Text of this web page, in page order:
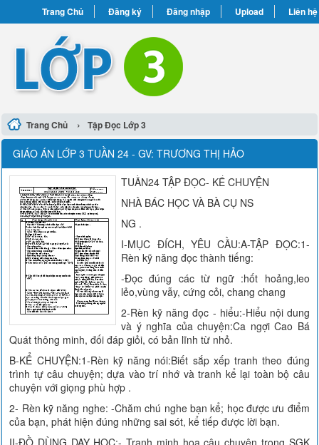
Trang Chủ Đăng ký Đăng nhập Upload Liên hệ
Trang Chủ › Tập Đọc Lớp 3
GIÁO ÁN LỚP 3 TUẦN 24 - GV: TRƯƠNG THỊ HẢO
TUẦN24 TẬP ĐỌC- KỂ CHUYỆN
NHÀ BÁC HỌC VÀ BÀ CỤ NS
NG .
I-MỤC ĐÍCH, YÊU CẦU:A-TẬP ĐỌC:1-
Rèn kỹ năng đọc thành tiếng:
-Đọc đúng các từ ngữ :hốt hoảng,leo
lẻo,vùng vẫy, cứng cỏi, chang chang
2-Rèn kỹ năng đọc - hiểu:-Hiểu nội dung
và ý nghĩa của chuyện:Ca ngợi Cao Bá
Quát thông minh, đối đáp giỏi, có bản lĩnh từ nhỏ.
B-KỂ CHUYỆN:1-Rèn kỹ năng nói:Biết sắp xếp tranh theo đúng
trình tự câu chuyện; dựa vào trí nhớ và tranh kể lại toàn bộ câu
chuyện với giọng phù hợp .
2- Rèn kỹ năng nghe: -Chăm chú nghe bạn kể; học được ưu điểm
của bạn, phát hiện đúng những sai sót, kể tiếp được lời bạn.
II-ĐỒ DÙNG DẠY HỌC:- Tranh minh hoạ câu chuyện trong SGK